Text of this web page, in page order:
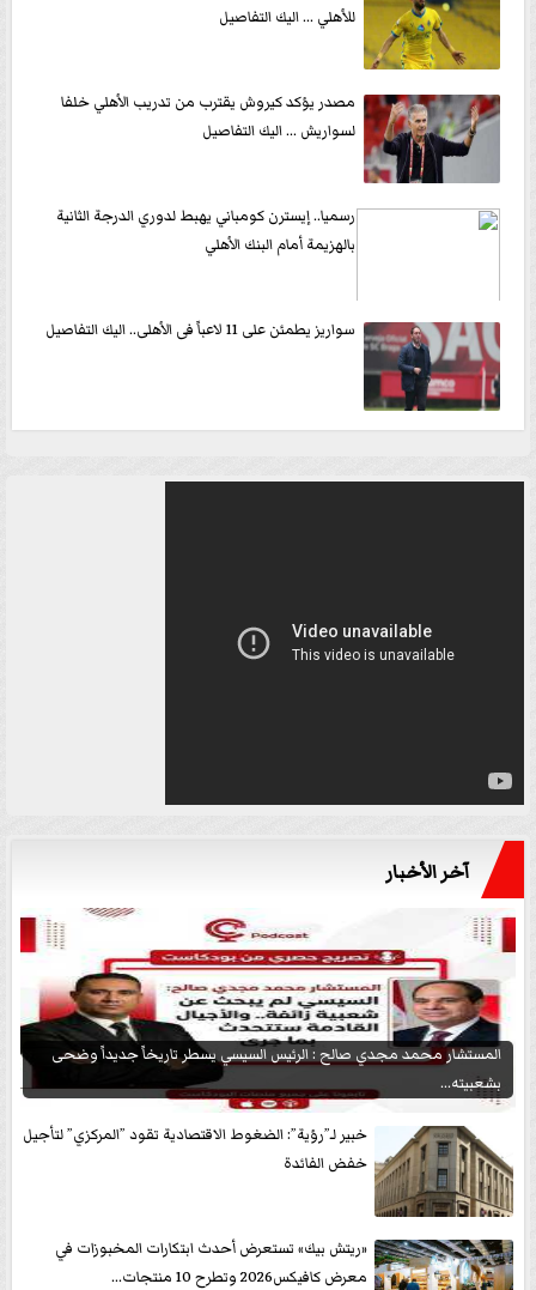
للأهلي ... اليك التفاصيل
مصدر يؤكد كيروش يقترب من تدريب الأهلي خلفا
لسواريش ... اليك التفاصيل
رسميا.. إيسترن كومباني يهبط لدوري الدرجة الثانية
بالهزيمة أمام البنك الأهلي
سواريز يطمئن على 11 لاعباً فى الأهلى.. اليك التفاصيل
آخر الأخبار
المستشار محمد مجدي صالح : الرئيس السيسي يسطر تاريخاً جديداً وضحى
بشعبيته...
خبير لـ”رؤية”: الضغوط الاقتصادية تقود ”المركزي” لتأجيل
خفض الفائدة
«ريتش بيك» تستعرض أحدث ابتكارات المخبوزات في
معرض كافيكس2026 وتطرح 10 منتجات...